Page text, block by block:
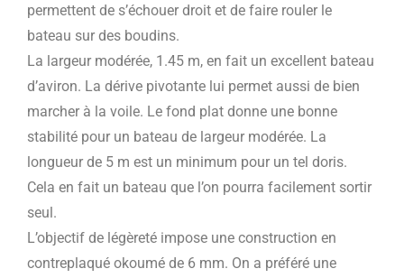
permettent de s’échouer droit et de faire rouler le
bateau sur des boudins.
La largeur modérée, 1.45 m, en fait un excellent bateau
d’aviron. La dérive pivotante lui permet aussi de bien
marcher à la voile. Le fond plat donne une bonne
stabilité pour un bateau de largeur modérée. La
longueur de 5 m est un minimum pour un tel doris.
Cela en fait un bateau que l’on pourra facilement sortir
seul.
L’objectif de légèreté impose une construction en
contreplaqué okoumé de 6 mm. On a préféré une